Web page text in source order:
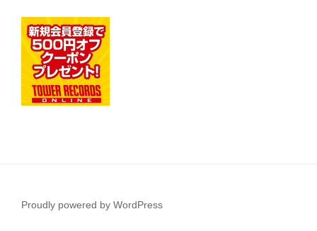
Proudly powered by WordPress